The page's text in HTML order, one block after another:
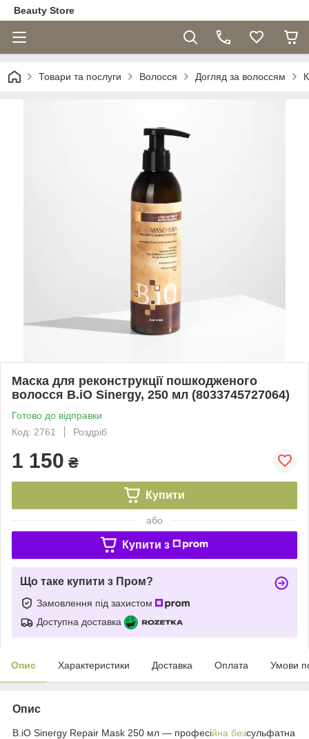
Beauty Store
Товари та послуги Волосся Догляд за волоссям
Маска для реконструкції пошкодженого
волосся B.iO Sinergy, 250 мл (8033745727064)
Готово до відправки
Код: 2761
Роздріб
1 150 ₴
Купити
або
Купити з
Що таке купити з Пром?
Замовлення під захистом
Доступна доставка
Опис Характеристики Доставка Оплата Умови
Опис
B.iO Sinergy Repair Mask 250 мл — професійна безсульфатна